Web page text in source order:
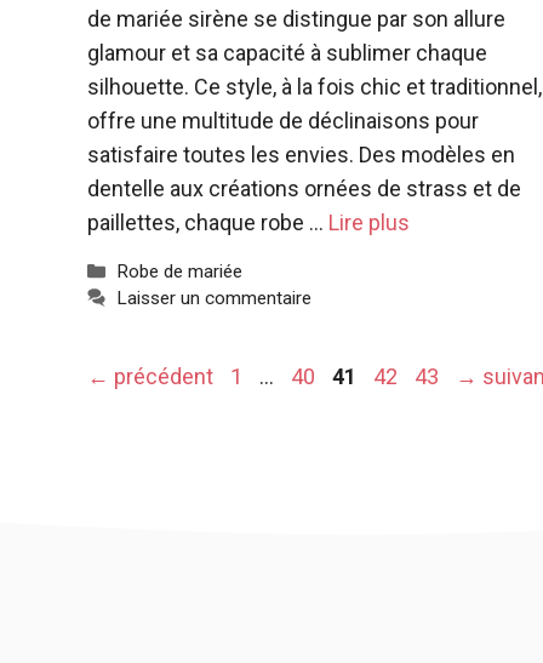
de mariée sirène se distingue par son allure
glamour et sa capacité à sublimer chaque
silhouette. Ce style, à la fois chic et traditionnel,
offre une multitude de déclinaisons pour
satisfaire toutes les envies. Des modèles en
dentelle aux créations ornées de strass et de
paillettes, chaque robe … Lire plus
Catégories
Robe de mariée
Laisser un commentaire
← précédent Page
1 … Page
40 Page
41 Page
42 Page
43 →